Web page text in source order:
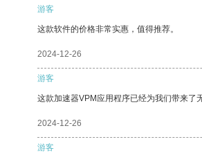
游客
这款软件的价格非常实惠，值得推荐。
2024-12-26
游客
这款加速器VPM应用程序已经为我们带来了
2024-12-26
游客